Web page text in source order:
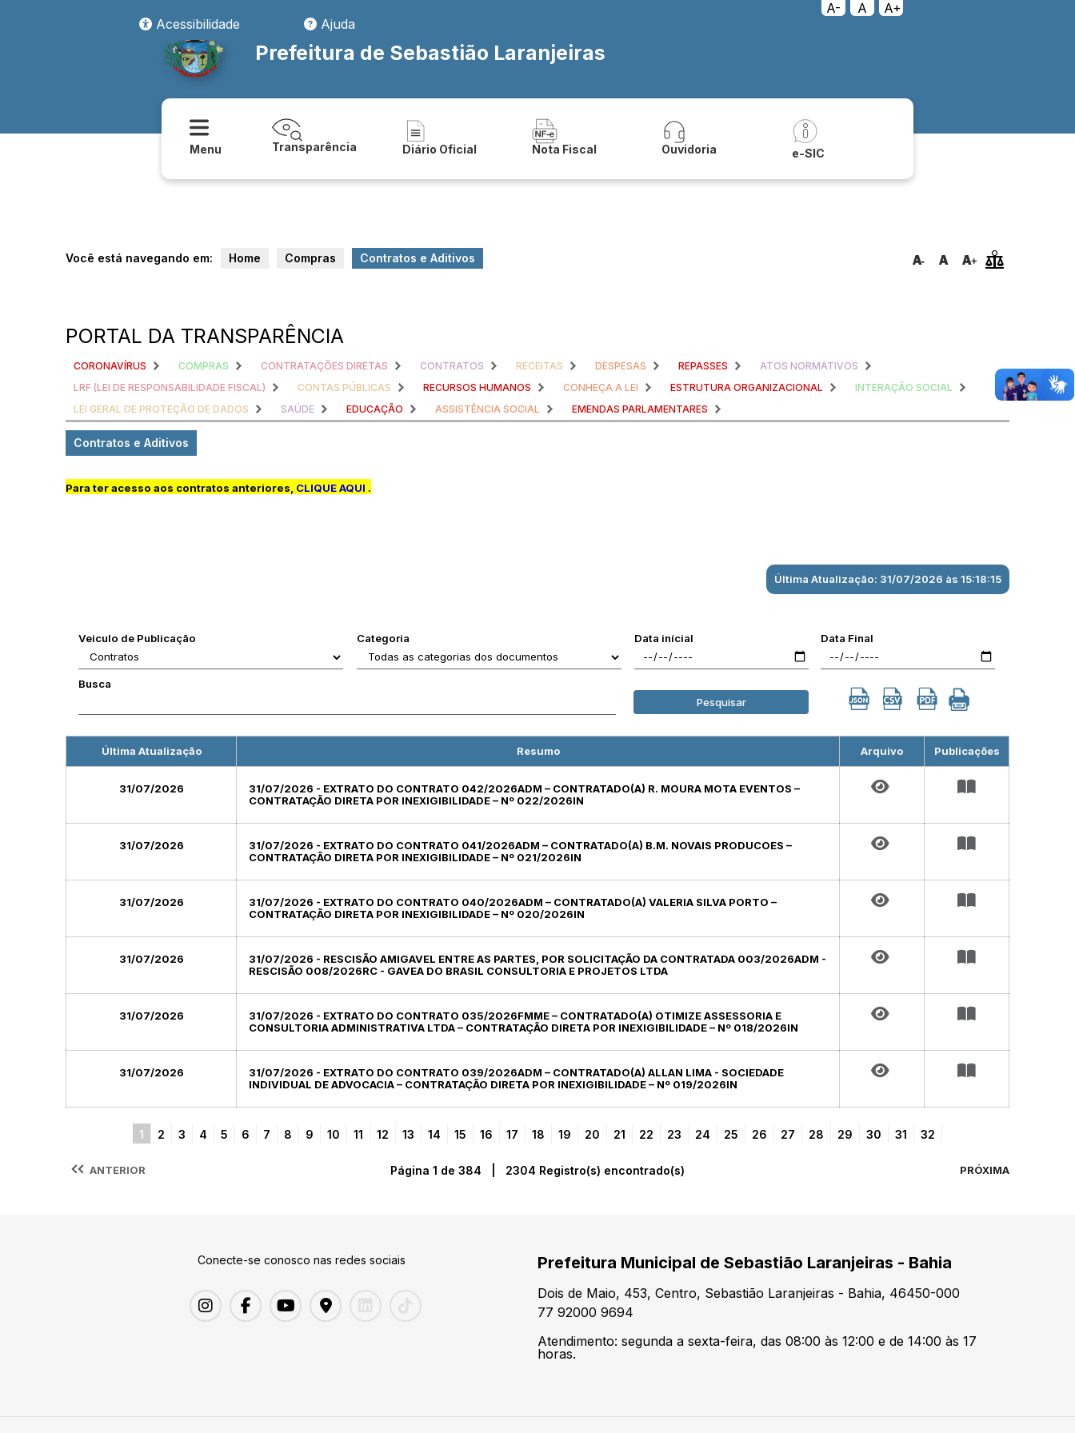
A- A
A+
Acessibilidade
Ajuda
Prefeitura de Sebastião Laranjeiras
Menu Transparência Diário Oficial Nota Fiscal Ouvidoria e-SIC
Você está navegando em: Home Compras Contratos e Aditivos
PORTAL DA TRANSPARÊNCIA
CORONAVÍRUS COMPRAS CONTRATAÇÕES DIRETAS CONTRATOS RECEITAS DESPESAS REPASSES
ATOS NORMATIVOS
LRF (LEI DE RESPONSABILIDADE FISCAL)
CONTAS PÚBLICAS RECURSOS HUMANOS CONHEÇA A LEI ESTRUTURA ORGANIZACIONAL
INTERAÇÃO SOCIAL
LEI GERAL DE PROTEÇÃO DE DADOS
SAÚDE EDUCAÇÃO ASSISTÊNCIA SOCIAL EMENDAS PARLAMENTARES
Contratos e Aditivos
Para ter acesso aos contratos anteriores, CLIQUE AQUI .
Última Atualização: 31/07/2026 às 15:18:15
Veiculo de Publicação Categoria Data inícial Data Final
Busca
Pesquisar
Última Atualização Resumo Arquivo Publicações
31/07/2026
31/07/2026 - EXTRATO DO CONTRATO 042/2026ADM – CONTRATADO(A) R. MOURA MOTA EVENTOS –
CONTRATAÇÃO DIRETA POR INEXIGIBILIDADE – Nº 022/2026IN
31/07/2026
31/07/2026 - EXTRATO DO CONTRATO 041/2026ADM – CONTRATADO(A) B.M. NOVAIS PRODUCOES –
CONTRATAÇÃO DIRETA POR INEXIGIBILIDADE – Nº 021/2026IN
31/07/2026
31/07/2026 - EXTRATO DO CONTRATO 040/2026ADM – CONTRATADO(A) VALERIA SILVA PORTO –
CONTRATAÇÃO DIRETA POR INEXIGIBILIDADE – Nº 020/2026IN
31/07/2026
31/07/2026 - RESCISÃO AMIGAVEL ENTRE AS PARTES, POR SOLICITAÇÃO DA CONTRATADA 003/2026ADM -
RESCISÃO 008/2026RC - GAVEA DO BRASIL CONSULTORIA E PROJETOS LTDA
31/07/2026
31/07/2026 - EXTRATO DO CONTRATO 035/2026FMME – CONTRATADO(A) OTIMIZE ASSESSORIA E
CONSULTORIA ADMINISTRATIVA LTDA – CONTRATAÇÃO DIRETA POR INEXIGIBILIDADE – Nº 018/2026IN
31/07/2026
31/07/2026 - EXTRATO DO CONTRATO 039/2026ADM – CONTRATADO(A) ALLAN LIMA - SOCIEDADE
INDIVIDUAL DE ADVOCACIA – CONTRATAÇÃO DIRETA POR INEXIGIBILIDADE – Nº 019/2026IN
1 2 3 4 5 6 7 8 9 10 11 12 13 14 15 16 17 18 19 20 21 22 23 24 25 26 27 28 29 30 31 32
ANTERIOR Página 1 de 384 | 2304 Registro(s) encontrado(s) PRÓXIMA
Conecte-se conosco nas redes sociais Prefeitura Municipal de Sebastião Laranjeiras - Bahia
Dois de Maio, 453, Centro, Sebastião Laranjeiras - Bahia, 46450-000
77 92000 9694
Atendimento: segunda a sexta-feira, das 08:00 às 12:00 e de 14:00 às 17
horas.